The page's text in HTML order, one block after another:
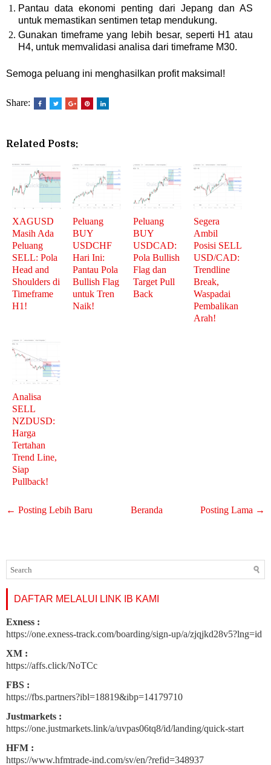
Pantau data ekonomi penting dari Jepang dan AS
untuk memastikan sentimen tetap mendukung.
Gunakan timeframe yang lebih besar, seperti H1 atau
H4, untuk memvalidasi analisa dari timeframe M30.
Semoga peluang ini menghasilkan profit maksimal!
Share:
Related Posts:
XAGUSD
Masih Ada
Peluang
SELL: Pola
Head and
Shoulders di
Timeframe
H1!
Peluang
BUY
USDCHF
Hari Ini:
Pantau Pola
Bullish Flag
untuk Tren
Naik!
Peluang
BUY
USDCAD:
Pola Bullish
Flag dan
Target Pull
Back
Segera
Ambil
Posisi SELL
USD/CAD:
Trendline
Break,
Waspadai
Pembalikan
Arah!
Analisa
SELL
NZDUSD:
Harga
Tertahan
Trend Line,
Siap
Pullback!
← Posting Lebih Baru Posting Lama →
Beranda
DAFTAR MELALUI LINK IB KAMI
Exness :
https://one.exness-track.com/boarding/sign-up/a/zjqjkd28v5?lng=id
XM :
https://affs.click/NoTCc
FBS :
https://fbs.partners?ibl=18819&ibp=14179710
Justmarkets :
https://one.justmarkets.link/a/uvpas06tq8/id/landing/quick-start
HFM :
https://www.hfmtrade-ind.com/sv/en/?refid=348937